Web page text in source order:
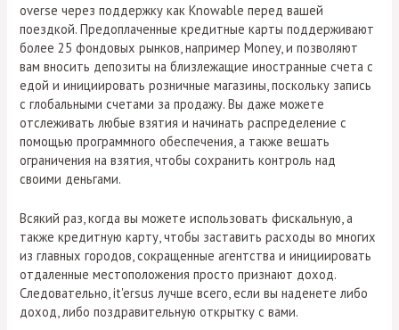
overse через поддержку как Knowable перед вашей
поездкой. Предоплаченные кредитные карты поддерживают
более 25 фондовых рынков, например Money, и позволяют
вам вносить депозиты на близлежащие иностранные счета с
едой и инициировать розничные магазины, поскольку запись
с глобальными счетами за продажу. Вы даже можете
отслеживать любые взятия и начинать распределение с
помощью программного обеспечения, а также вешать
ограничения на взятия, чтобы сохранить контроль над
своими деньгами.
Всякий раз, когда вы можете использовать фискальную, а
также кредитную карту, чтобы заставить расходы во многих
из главных городов, сокращенные агентства и инициировать
отдаленные местоположения просто признают доход.
Следовательно, it'ersus лучше всего, если вы наденете либо
доход, либо поздравительную открытку с вами.